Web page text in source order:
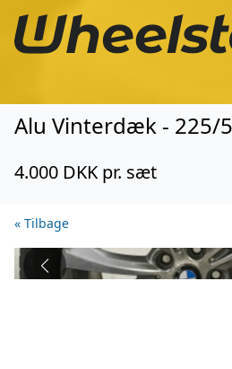
4.000 DKK pr. sæt
« Tilbage